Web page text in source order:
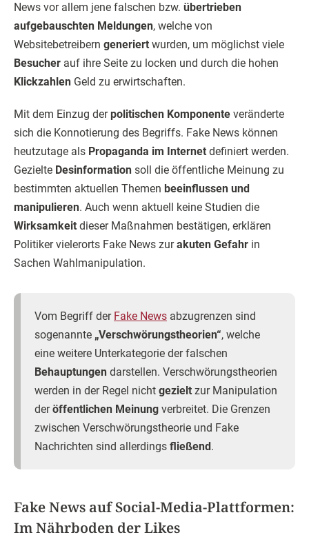
News vor allem jene falschen bzw. übertrieben
aufgebauschten Meldungen, welche von
Websitebetreibern generiert wurden, um möglichst viele
Besucher auf ihre Seite zu locken und durch die hohen
Klickzahlen Geld zu erwirtschaften.
Mit dem Einzug derpolitischen Komponente veränderte
sich die Konnotierung des Begriffs. Fake News können
heutzutage als Propaganda im Internet definiert werden.
Gezielte Desinformation soll die öffentliche Meinung zu
bestimmten aktuellen Themen beeinflussen und
manipulieren. Auch wenn aktuell keine Studien die
Wirksamkeit dieser Maßnahmen bestätigen, erklären
Politiker vielerorts Fake News zurakuten Gefahr in
Sachen Wahlmanipulation.
Vom Begriff der Fake News abzugrenzen sind
sogenannte „Verschwörungstheorien“, welche
eine weitere Unterkategorie der falschen
Behauptungen darstellen. Verschwörungstheorien
werden in der Regel nicht gezielt zur Manipulation
deröffentlichen Meinung verbreitet. Die Grenzen
zwischen Verschwörungstheorie und Fake
Nachrichten sind allerdings fließend .
Fake News auf Social-Media-Plattformen:
Im Nährboden der Likes